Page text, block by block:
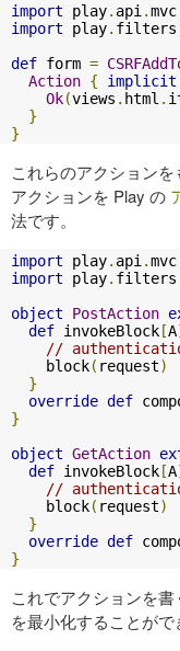
import play. api .mvc
import play. filters
def form =
Action { implicit
Ok(views . html .
}
}
これらのアクション
アクションを Play の
法です。
import play. api .mvc
import play. filters
object
PostAction
def invokeBlock[A
//
    block
( request)
}
override def
}
object GetAction
def invokeBlock[A
//
    block
( request)
}
override def
}
これでアクションを
を最小化することがで